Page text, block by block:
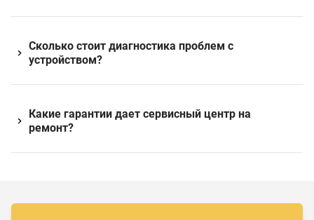
Сколько стоит диагностика проблем с
устройством?
Какие гарантии дает сервисный центр на
ремонт?